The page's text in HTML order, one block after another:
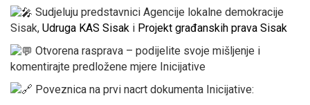
Sudjeluju predstavnici Agencije lokalne demokracije
Sisak, Udruga KAS Sisak i Projekt građanskih prava Sisak
Otvorena rasprava – podijelite svoje mišljenje i
komentirajte predložene mjere Inicijative
Poveznica na prvi nacrt dokumenta Inicijative: